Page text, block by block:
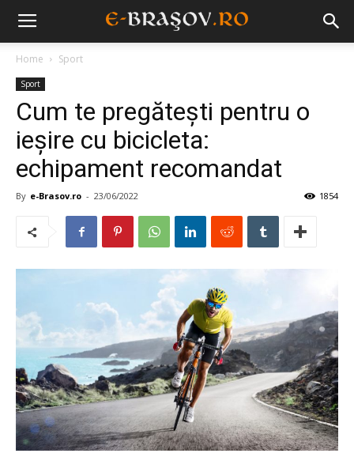
Home Sport
Sport
Cum te pregătești pentru o
ieșire cu bicicleta:
echipament recomandat
By e-Brasov.ro - 23/06/2022 1854